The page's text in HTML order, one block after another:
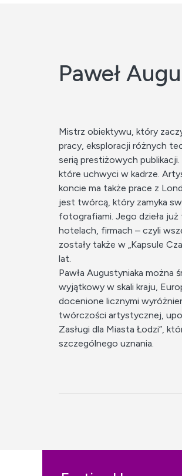
Paweł
Mistrz obiektywu, który
pracy, eksploracji różnych
serią prestiżowych
które uchwyci w kadrze.
koncie ma także prace z
jest twórcą, który zamyka
fotografiami. Jego dzieła
hotelach, firmach – czyli
zostały także w „Kapsule
lat.
Pawła Augustyniaka można
wyjątkowy w skali kraju,
docenione licznymi
twórczości artystycznej,
Zasługi dla Miasta Łodzi”,
szczególnego uznania.